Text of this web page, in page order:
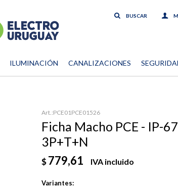
ILUMINACIÓN CANALIZACIONES
PCE01PCE01526
Ficha Macho PCE - IP-
3P+T+N
$779,61 IVA incluido
Variantes: